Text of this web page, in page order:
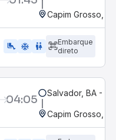
Capim Grosso, BA
airline_seat_legroom_extra ac_unit WC
Embarque
direto
04:05 Salvador, BA -
Capim Grosso, BA